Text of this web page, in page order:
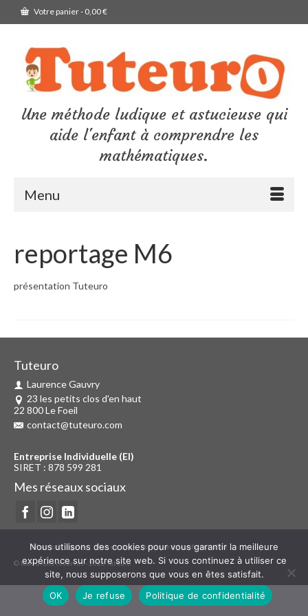
Votre panier- 0,00€
Une méthode ludique et astucieuse qui
aide l'enfant à comprendre les
mathématiques.
Menu
reportage M6
présentation Tuteuro
Tuteuro
Laurence Gauvry
23 les petits clos d'en haut
22 800 Le Foeil
contact@tuteuro.com
Entreprise Individuelle (EI)
SIRET : 878 599 281
Mes réseaux sociaux
Mentions légales Plan de site
Politique de confidentialité
© tous droits réservés - 2026 Tuteuro
Nous utilisons des cookies pour vous garantir la meilleure
expérience sur notre site web. Si vous continuez à utiliser ce
site, nous supposerons que vous en êtes satisfait.
OK
Je refuse Politique de confidentialité